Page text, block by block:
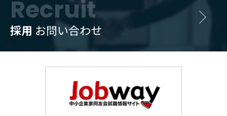
Recruit
採用 お問い合わせ